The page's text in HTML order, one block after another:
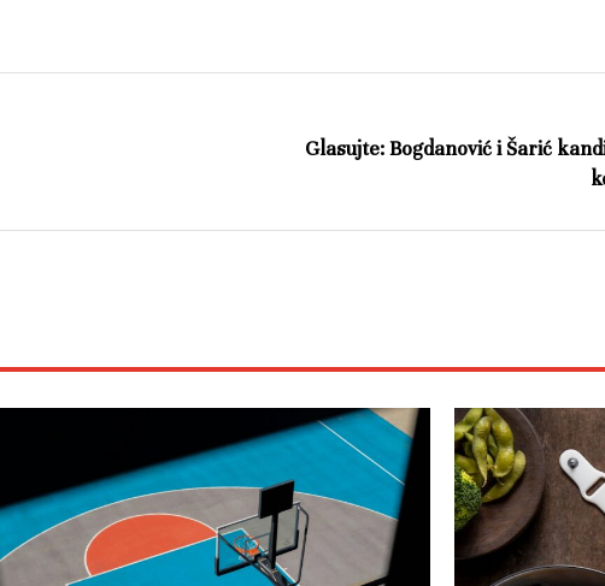
Glasujte: Bogdanović i Šarić